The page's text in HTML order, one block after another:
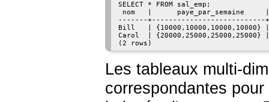
SELECT * FROM sal_emp;
nom   |      paye_par_semaine
-------+---------------------------
Bill   | {10000,10000,10000,10000}
Carol  |
(2 rows)
Les tableaux multi-
correspondantes